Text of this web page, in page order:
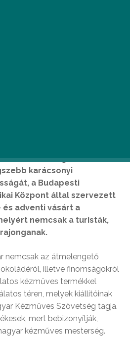
meg a város
karácsonyi
a Budapesti
Központ által szervezett
adventi vásárt a
nemcsak a turisták,
nemcsak az átmelengető
illetve finomságokról
kézműves termékkel
téren, melyek kiállítóinak
Kézműves Szövetség tagja.
mert bebizonyítják,
kézműves mesterség.